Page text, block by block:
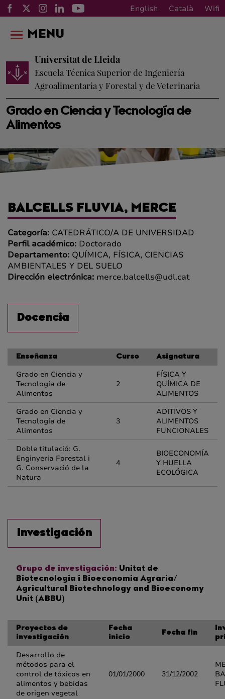
English Català Wifi
Grado en Ciencia y Tecnología de
Alimentos
Universitat de Lleida
Escuela Técnica Superior de Ingeniería
Agroalimentaria y Forestal y de Veterinaria
MENU
BALCELLS FLUVIA, MERCE
Categoría: CATEDRÁTICO/A DE UNIVERSIDAD
Perfil académico: Doctorado
Departamento: QUÍMICA, FÍSICA, CIENCIAS
AMBIENTALES Y DEL SUELO
Dirección electrónica: merce.balcells@udl.cat
Docencia
Enseñanza Curso Asignatura
Grado en Ciencia y
Tecnología de
Alimentos
2
FÍSICA Y
QUÍMICA DE
ALIMENTOS
Grado en Ciencia y
Tecnología de
Alimentos
3
ADITIVOS Y
ALIMENTOS
FUNCIONALES
Doble titulació: G.
Enginyeria Forestal i
G. Conservació de la
Natura
4
BIOECONOMÍA
Y HUELLA
ECOLÓGICA
Investigación
Grupo de investigación: Unitat de
Biotecnologia i Bioeconomia Agraria/
Agricultural Biotechnology and Bioeconomy
Unit (ABBU)
Proyectos de
investigación
Fecha
inicio
Fecha fin
Desarrollo de
métodos para el
control de tóxicos en
alimentos y bebidas
de origen vegetal
01/01/2000 31/12/2002